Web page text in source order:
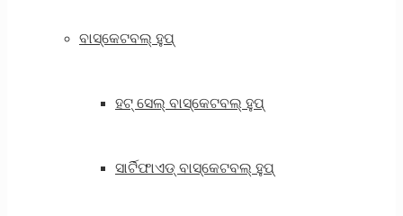
ବାସ୍କେଟବଲ୍ ହୁପ୍
ହଟ୍ ସେଲ୍ ବାସ୍କେଟବଲ୍ ହୁପ୍
ସାର୍ଟିଫାଏଡ୍ ବାସ୍କେଟବଲ୍ ହୁପ୍